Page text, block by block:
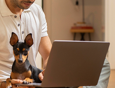
Search products